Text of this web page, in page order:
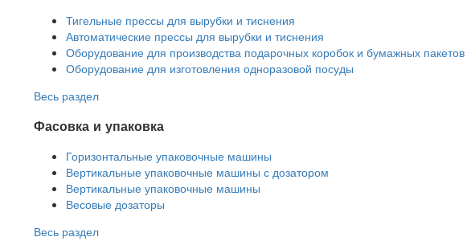
Тигельные прессы для вырубки и тиснения
Автоматические прессы для вырубки и тиснения
Оборудование для производства подарочных коробок и бумажных пакетов
Оборудование для изготовления одноразовой посуды
Весь раздел
Фасовка и упаковка
Горизонтальные упаковочные машины
Вертикальные упаковочные машины с дозатором
Вертикальные упаковочные машины
Весовые дозаторы
Весь раздел